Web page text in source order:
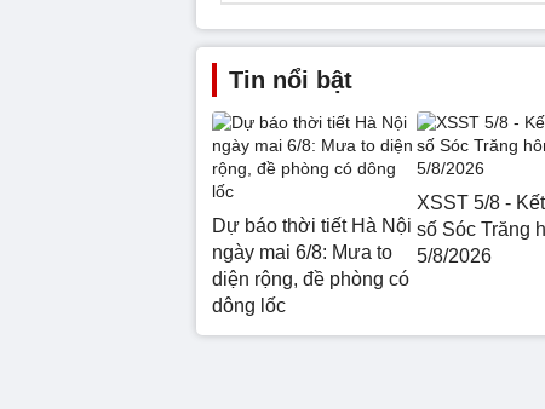
Tin nổi bật
Dự báo thời tiết Hà Nội
ngày mai 6/8: Mưa to
diện rộng, đề phòng có
dông lốc
XSST 5/8 -
số Sóc Trăng
5/8/2026